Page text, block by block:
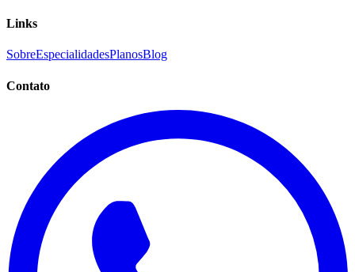
Links
SobreEspecialidadesPlanosBlog
Contato